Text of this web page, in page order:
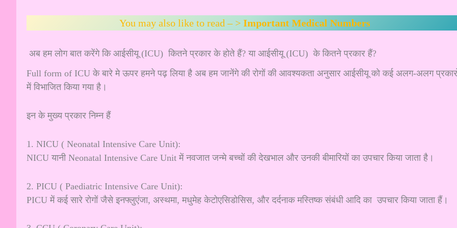
You may also like to read – > Important Medical Numbers
अब हम लोग बात करेंगे कि आईसीयू (ICU) कितने प्रकार के होते हैं? या आईसीयू (ICU) के कितने प्रकार हैं?
Full form of ICU के बारे मे ऊपर हमने पढ़ लिया है अब हम जानेंगे की रोगों की आवश्यकता अनुसार आईसीयू को कई अलग-अलग
में विभाजित किया गया है।
इन के मुख्य प्रकार निम्न हैं
1. NICU ( Neonatal Intensive Care Unit):
NICU यानी Neonatal Intensive Care Unit में नवजात जन्मे बच्चों की देखभाल और उनकी बीमारियों का उपचार किया जाता है।
2. PICU ( Paediatric Intensive Care Unit):
PICU में कई सारे रोगों जैसे इनफ्लुएंजा, अस्थमा, मधुमेह केटोएसिडोसिस, और दर्दनाक मस्तिष्क संबंधी आदि का उपचार किया जाता हैं।